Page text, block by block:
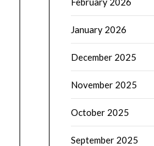
January 2026
December 2025
November 2025
October 2025
September 2025